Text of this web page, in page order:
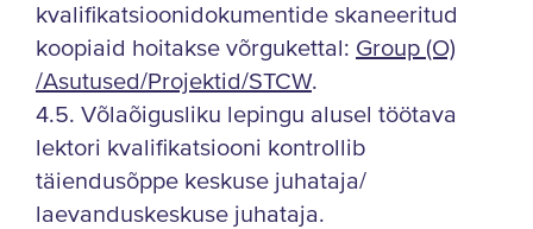
kvalifikatsioonidokumentide skaneeritud
koopiaid hoitakse võrgukettal: Group (O)
/Asutused/Projektid/STCW.
4.5. Võlaõigusliku lepingu alusel töötava
lektori kvalifikatsiooni kontrollib
täiendusõppe keskuse juhataja/
laevanduskeskuse juhataja.